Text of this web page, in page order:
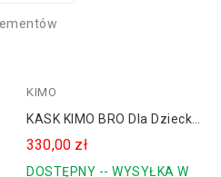
czerwony
niebieski
zielony
KIMO
KASK KIMO BRO Dla Dziecka
KIMO CROSS / QUAD
330,00 zł
DOSTĘPNY -- WYSYŁKA W